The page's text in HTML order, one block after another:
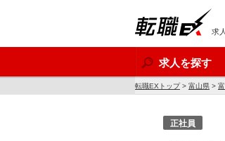
求
求人を探す
転職EXトップ> 富山県 >
正社員